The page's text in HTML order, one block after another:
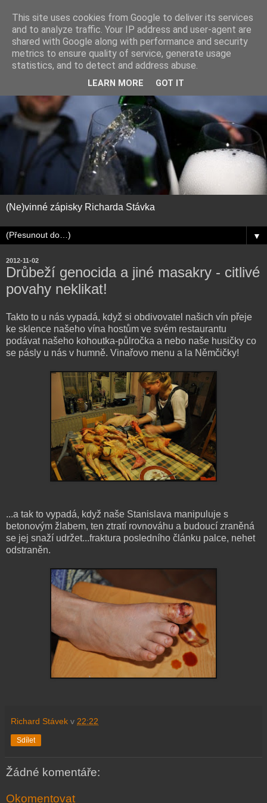
(Ne)vinné zápisky Richarda Stávka
▼
2012-11-02
Drůbeží genocida a jiné masakry - citlivé
povahy neklikat!
Takto to u nás vypadá, když si obdivovatel našich vín přeje
ke sklence našeho vína hostům ve svém restaurantu
podávat našeho kohoutka-půlročka a nebo naše husičky co
se pásly u nás v humně. Vinařovo menu a la Němčičky!
...a tak to vypadá, když naše Stanislava manipuluje s
betonovým žlabem, ten ztratí rovnováhu a budoucí zraněná
se jej snaží udržet...fraktura posledního článku palce, nehet
odstraněn.
Richard Stávek v 22:22
Sdílet
Žádné komentáře:
Okomentovat
This site uses cookies from Google to deliver its services
and to analyze traffic. Your IP address and user-agent are
shared with Google along with performance and security
metrics to ensure quality of service, generate usage
statistics, and to detect and address abuse.
LEARN MORE GOT IT